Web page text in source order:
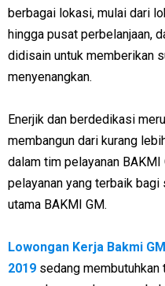
berbagai lokasi, mulai dari
hingga pusat perbelanjaan,
didisain untuk memberikan
menyenangkan.
Enerjik dan berdedikasi
membangun dari kurang
dalam tim pelayanan
pelayanan yang terbaik bagi
utama BAKMI GM.
Lowongan Kerja Bakmi
2019 sedang membutuhkan